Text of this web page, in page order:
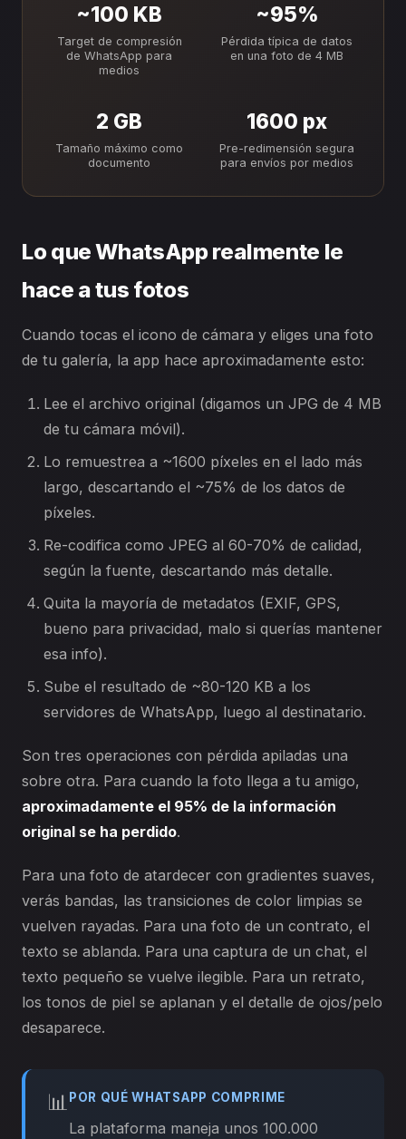
~100 KB
Target de compresión
de WhatsApp para
medios
~95%
Pérdida típica de datos
en una foto de 4 MB
2 GB
Tamaño máximo como
documento
1600 px
Pre-redimensión segura
para envíos por medios
Lo que WhatsApp realmente le
hace a tus fotos
Cuando tocas el icono de cámara y eliges una foto
de tu galería, la app hace aproximadamente esto:
Lee el archivo original (digamos un JPG de 4 MB
de tu cámara móvil).
Lo remuestrea a ~1600 píxeles en el lado más
largo, descartando el ~75% de los datos de
píxeles.
Re-codifica como JPEG al 60-70% de calidad,
según la fuente, descartando más detalle.
Quita la mayoría de metadatos (EXIF, GPS,
bueno para privacidad, malo si querías mantener
esa info).
Sube el resultado de ~80-120 KB a los
servidores de WhatsApp, luego al destinatario.
Son tres operaciones con pérdida apiladas una
sobre otra. Para cuando la foto llega a tu amigo,
aproximadamente el 95% de la información
original se ha perdido.
Para una foto de atardecer con gradientes suaves,
verás bandas, las transiciones de color limpias se
vuelven rayadas. Para una foto de un contrato, el
texto se ablanda. Para una captura de un chat, el
texto pequeño se vuelve ilegible. Para un retrato,
los tonos de piel se aplanan y el detalle de ojos/pelo
desaparece.
📊 POR QUÉ WHATSAPP COMPRIME
La plataforma maneja unos 100.000